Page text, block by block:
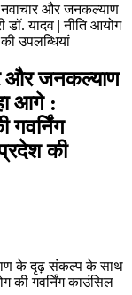
और जनकल्याण
यादव | नीति आयोग
उपलब्धियां
और जनकल्याण
आगे :
गवर्निंग
की